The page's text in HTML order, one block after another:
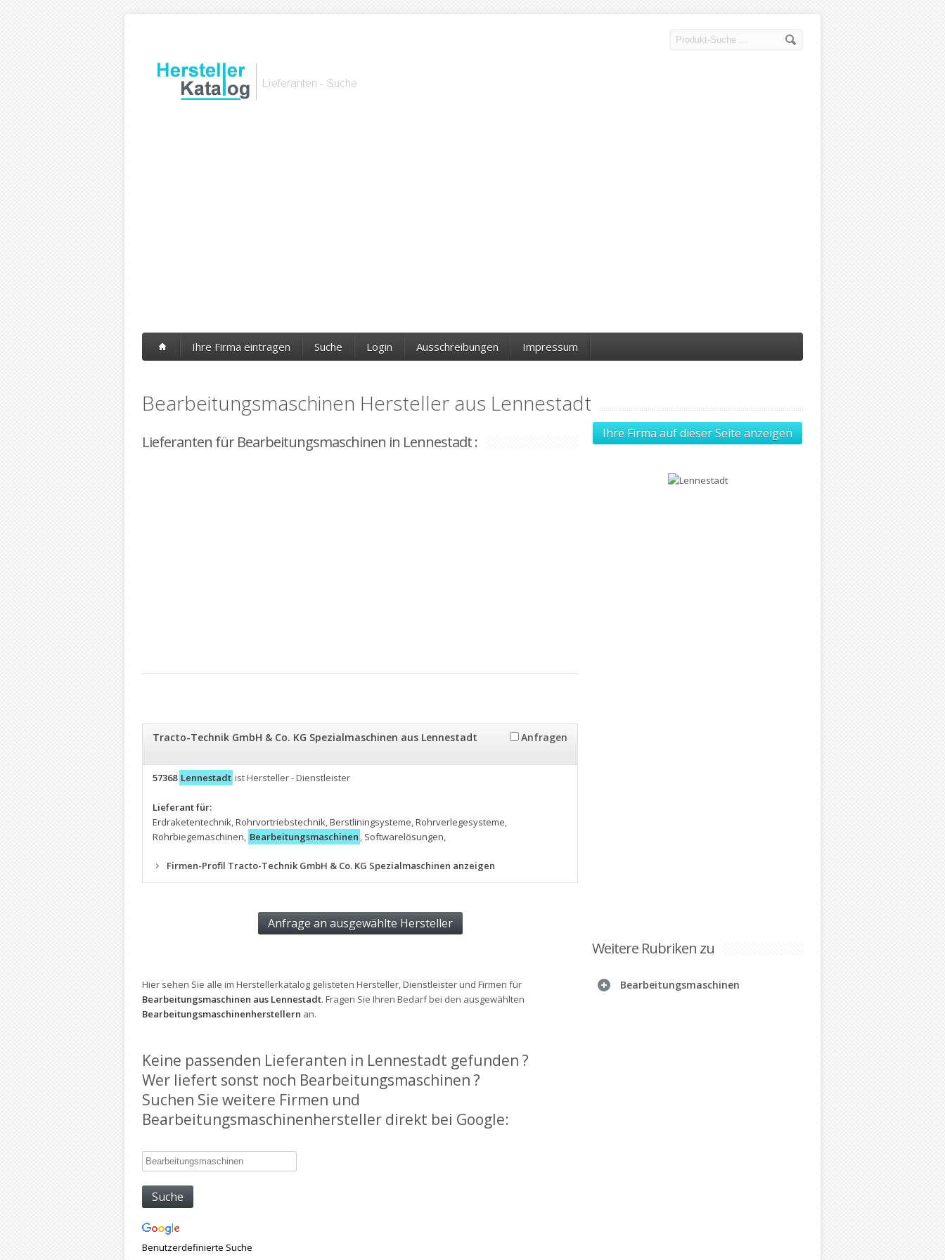
Ihre Firma eintragen Suche Login Ausschreibungen Impressum
Bearbeitungsmaschinen Hersteller aus Lennestadt
Lieferanten für Bearbeitungsmaschinen in Lennestadt :
Tracto-Technik GmbH & Co. KG Spezialmaschinen aus Lennestadt Anfragen
57368 Lennestadt ist Hersteller - Dienstleister
Lieferant für:
Erdraketentechnik,Rohrvortriebstechnik,Berstliningsysteme,Rohrverlegesysteme,
Rohrbiegemaschinen, Bearbeitungsmaschinen , Softwarelösungen,
Firmen-Profil Tracto-Technik GmbH & Co. KG Spezialmaschinen anzeigen
Hier sehen Sie alle im Herstellerkatalog gelisteten Hersteller, Dienstleister und Firmen für
Bearbeitungsmaschinen aus Lennestadt. Fragen Sie Ihren Bedarf bei den ausgewählten
Bearbeitungsmaschinenherstellern an.
Keine passenden Lieferanten in Lennestadt gefunden ?
Wer liefert sonst noch Bearbeitungsmaschinen ?
Suchen Sie weitere Firmen und
Bearbeitungsmaschinenhersteller direkt bei Google:
Benutzerdefinierte Suche
Ihre Firma auf dieser Seite anzeigen
Weitere Rubriken zu
Bearbeitungsmaschinen